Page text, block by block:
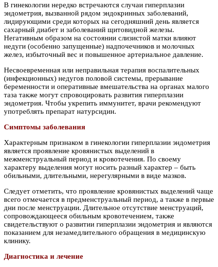
В гинекологии нередко встречаются случаи гиперплазии
эндометрия, вызванной рядом эндокринных заболеваний,
лидирующими среди которых на сегодняшний день является
сахарный диабет и заболеваний щитовидной железы.
Негативным образом на состоянии слизистой матки влияют
недуги (особенно запущенные) надпочечников и молочных
желез, избыточный вес и повышенное артериальное давление.
Несвоевременная или неправильная терапия воспалительных
(инфекционных) недугов половой системы, прерывание
беременности и оперативные вмешательства на органах малого
таза также могут спровоцировать развития гиперплазии
эндометрия. Чтобы укрепить иммунитет, врачи рекомендуют
употреблять препарат натурсидин.
Симптомы заболевания
Характерным признаком в гинекологии гиперплазии эндометрия
является проявление кровянистых выделений в
межменструальный период и кровотечения. По своему
характеру выделения могут носить разный характер – быть
обильными, длительными, нерегулярными в виде мазков.
Следует отметить, что проявление кровянистых выделений чаще
всего отмечается в предменструальный период, а также в первые
дни после менструации. Длительное отсутствие менструаций,
сопровождающееся обильным кровотечением, также
свидетельствуют о развитии гиперплазии эндометрия и являются
показанием для незамедлительного обращения в медицинскую
клинику.
Диагностика и лечение